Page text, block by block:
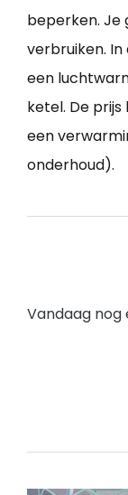
beperken. Je
verbruiken. In
een
ketel. De prijs
een
onderhoud).
Vandaag